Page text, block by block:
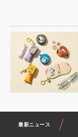
最新ニュース